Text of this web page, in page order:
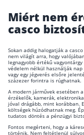
Miért nem
casco
Sokan addig halogatják a
nem világít arra, hogy
legnagyobb értékű
védelem nélkül használják
vagy egy jégverés elsőre
százezer forintra is rúghatnak.
A modern járművek esetében
érzékelők, kamerák,
jóval drágább, mint korábban.
költségek húzódhatnak meg.
tudatos döntés a pénzügyi
Fontos megérteni, hogy a
történik. Nem feltétlenül